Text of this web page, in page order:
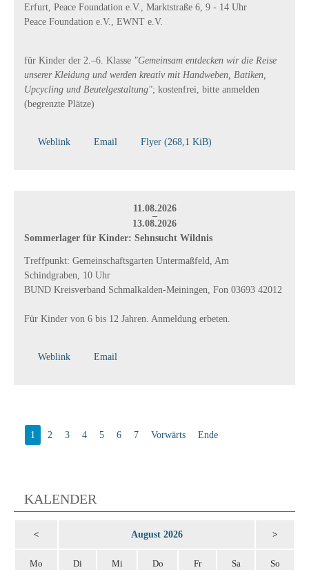
Erfurt, Peace Foundation e.V., Marktstraße 6, 9 - 14 Uhr
Peace Foundation e.V., EWNT e.V.
für Kinder der 2.–6. Klasse "Gemeinsam entdecken wir die Reise
unserer Kleidung und werden kreativ mit Handweben, Batiken,
Upcycling und Beutelgestaltung"; kostenfrei, bitte anmelden
(begrenzte Plätze)
Weblink Email Flyer (268,1 KiB)
11.08.2026
–
13.08.2026
Sommerlager für Kinder: Sehnsucht Wildnis
Treffpunkt: Gemeinschaftsgarten Untermaßfeld, Am
Schindgraben, 10 Uhr
BUND Kreisverband Schmalkalden-Meiningen, Fon 03693 42012
Für Kinder von 6 bis 12 Jahren. Anmeldung erbeten.
Weblink Email
1 2 3 4 5 6 7 Vorwärts Ende
KALENDER
< August 2026 >
Mo Di Mi Do Fr Sa So